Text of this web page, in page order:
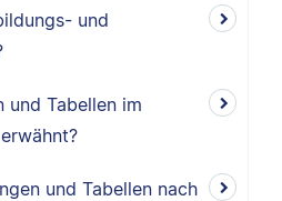
und
und Tabellen im
und Tabellen nach